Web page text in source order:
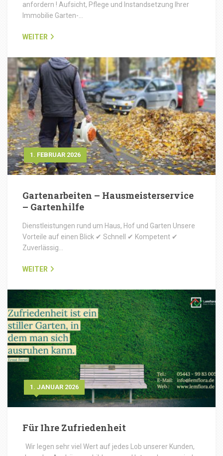
anfordern ! Aufsicht, Pflege und Instandsetzung Ihrer
Immobilie Garten-…
WEITER
1. FEBRUAR 2026
Gartenarbeiten – Hausmeisterservice
– Gartenhilfe
Dienstleistungen rund um Haus, Hof und Garten Unsere
Vorteile auf einen Blick ✔ Schnell ✔ Kompetent ✔
Zuverlässig…
WEITER
1. JANUAR 2026
Für Ihre Zufriedenheit
Wir legen sehr viel Wert auf jedes Lob unserer Kunden,